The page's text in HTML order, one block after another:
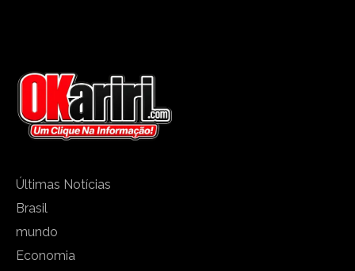
Últimas Notícias
Brasil
mundo
Economia